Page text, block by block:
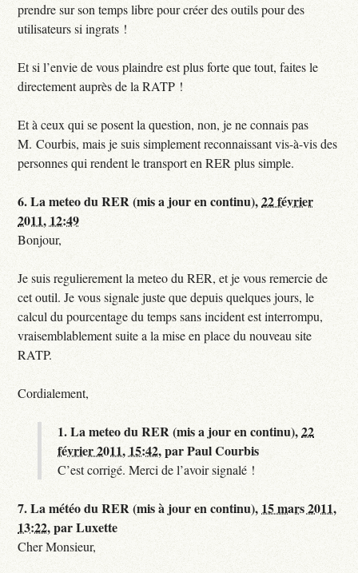
prendre sur son temps libre pour créer des outils pour des
utilisateurs si ingrats !
Et si l’envie de vous plaindre est plus forte que tout, faites le
directement auprès de la RATP !
Et à ceux qui se posent la question, non, je ne connais pas
M. Courbis, mais je suis simplement reconnaissant vis-à-vis des
personnes qui rendent le transport en RER plus simple.
6.La meteo du RER (mis a jour en continu),22 février
2011, 12:49
Bonjour,
Je suis regulierement la meteo du RER, et je vous remercie de
cet outil. Je vous signale juste que depuis quelques jours, le
calcul du pourcentage du temps sans incident est interrompu,
vraisemblablement suite a la mise en place du nouveau site
RATP.
Cordialement,
1.La meteo du RER (mis a jour en continu),22
février 2011, 15:42,parPaul Courbis
C’est corrigé. Merci de l’avoir signalé !
7.La météo du RER (mis à jour en continu), 15 mars 2011,
13:22,parLuxette
Cher Monsieur,